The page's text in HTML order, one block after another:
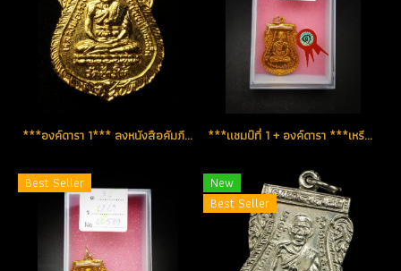
***องค์ดารา 1*** ลงหนังสือคัมภีร์หลวงพ่อทวด เล่มล่าสุด เหรียญใต้ร่มเย็น ปี 2526 เนื้อกะไหล่ทอง บล็อคหน้าหนุ่ม-หลังเลื่อน บล็อค Top หายากสุด (โชว์) ***แชมป์ที่ 1 + องค์ดารา ***เหรียญใต้ร่มเย็น ปี 2526 บล็อคหน้าเลื่อน-หลังเลื่อน(บล็อคนิยมสุด) เหรียญกะหลั่ยทอง เคลือบเรซิ่น สวยแท้หายาก (โทรถาม)
Best Seller
New
Best Seller